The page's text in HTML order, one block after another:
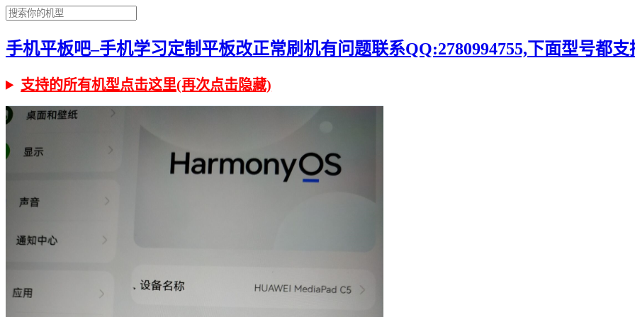
手机平板吧–手机学习定制平板改正常刷机有问题联系QQ:2780994755,下面型号都支
支持的所有机型点击这里(再次点击隐藏)